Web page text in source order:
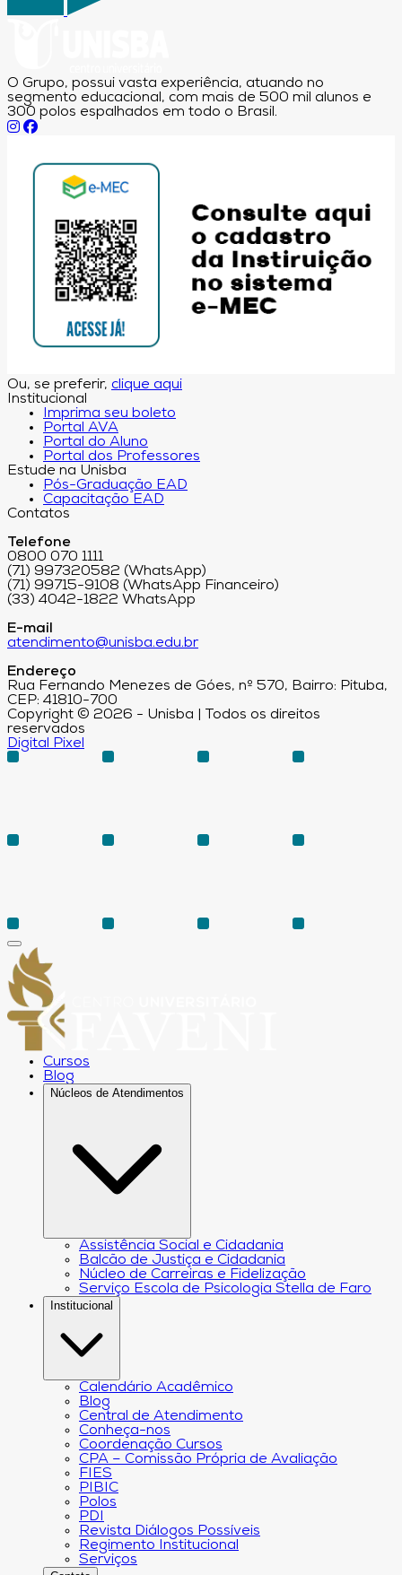
O Grupo, possui vasta experiência, atuando no
segmento educacional, com mais de 500 mil alunos e
300 polos espalhados em todo o Brasil.
Ou, se preferir, clique aqui
Institucional
Imprima seu boleto
Portal AVA
Portal do Aluno
Portal dos Professores
Estude na Unisba
Pós-Graduação EAD
Capacitação EAD
Contatos
Telefone
0800 070 1111
(71) 997320582 (WhatsApp)
(71) 99715-9108 (WhatsApp Financeiro)
(33) 4042-1822 WhatsApp
E-mail
atendimento@unisba.edu.br
Endereço
Rua Fernando Menezes de Góes, nº 570, Bairro: Pituba,
CEP: 41810-700
Copyright © 2026 - Unisba | Todos os direitos
reservados
Digital Pixel
Cursos
Blog
Núcleos de Atendimentos
Assistência Social e Cidadania
Balcão de Justiça e Cidadania
Núcleo de Carreiras e Fidelização
Serviço Escola de Psicologia Stella de Faro
Institucional
Calendário Acadêmico
Blog
Central de Atendimento
Conheça-nos
Coordenação Cursos
CPA – Comissão Própria de Avaliação
FIES
PIBIC
Polos
PDI
Revista Diálogos Possíveis
Regimento Institucional
Serviços